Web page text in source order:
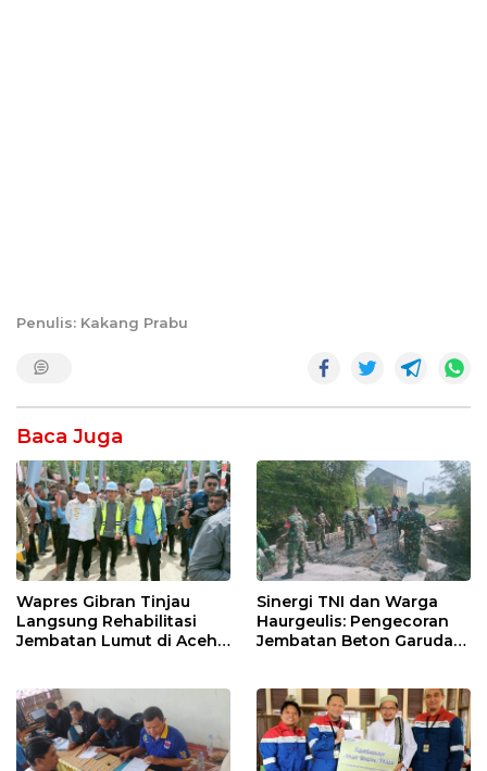
Penulis: Kakang Prabu
Baca Juga
Wapres Gibran Tinjau
Langsung Rehabilitasi
Jembatan Lumut di Aceh
Sinergi TNI dan Warga
Haurgeulis: Pengecoran
Jembatan Beton Garuda